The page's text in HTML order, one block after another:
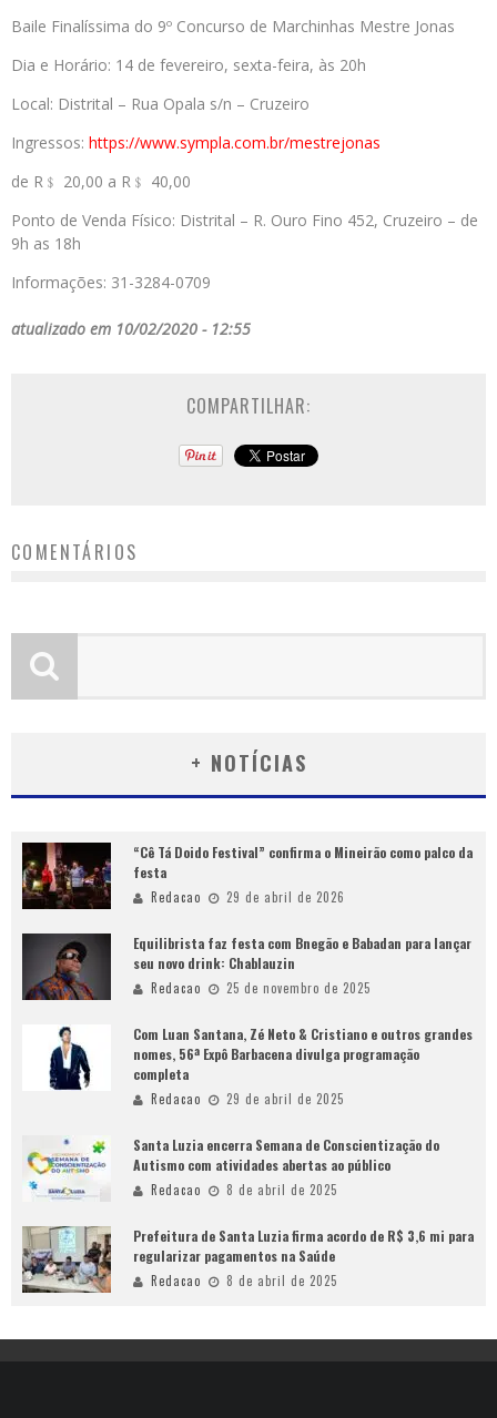
Baile Finalíssima do 9º Concurso de Marchinhas Mestre Jonas
Dia e Horário: 14 de fevereiro, sexta-feira, às 20h
Local: Distrital – Rua Opala s/n – Cruzeiro
Ingressos: https://www.sympla.com.br/mestrejonas
de R﹩ 20,00 a R﹩ 40,00
Ponto de Venda Físico: Distrital – R. Ouro Fino 452, Cruzeiro – de
9h as 18h
Informações: 31-3284-0709
atualizado em 10/02/2020 - 12:55
COMPARTILHAR:
COMENTÁRIOS
+ NOTÍCIAS
“Cê Tá Doido Festival” confirma o Mineirão como palco da
festa
Redacao 29 de abril de 2026
Equilibrista faz festa com Bnegão e Babadan para lançar
seu novo drink: Chablauzin
Redacao 25 de novembro de 2025
Com Luan Santana, Zé Neto & Cristiano e outros grandes
nomes, 56ª Expô Barbacena divulga programação
completa
Redacao 29 de abril de 2025
Santa Luzia encerra Semana de Conscientização do
Autismo com atividades abertas ao público
Redacao 8 de abril de 2025
Prefeitura de Santa Luzia firma acordo de R$ 3,6 mi para
regularizar pagamentos na Saúde
Redacao 8 de abril de 2025